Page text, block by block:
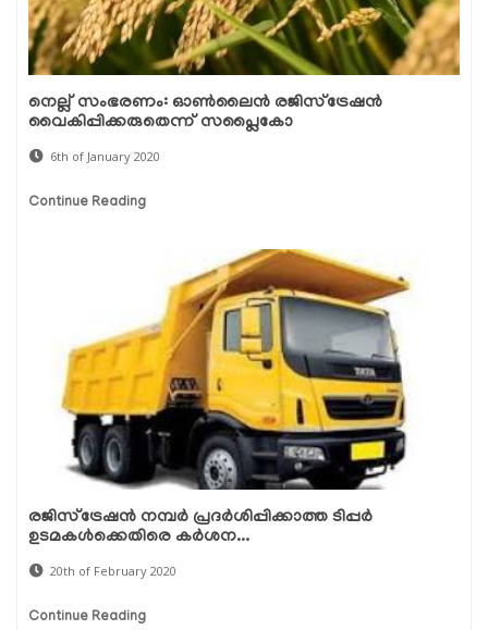
നെല്ല് സംഭരണം: ഓണ്‍ലൈന്‍ രജിസ്‌ട്രേഷന്‍
വൈകിപ്പിക്കരുതെന്ന് സപ്ലൈകോ
6th of January 2020
Continue Reading
രജിസ്‌ട്രേഷന്‍ നമ്പര്‍ പ്രദര്‍ശിപ്പിക്കാത്ത ടിപ്പര്‍
ഉടമകള്‍ക്കെതിരെ കര്‍ശന...
20th of February 2020
Continue Reading